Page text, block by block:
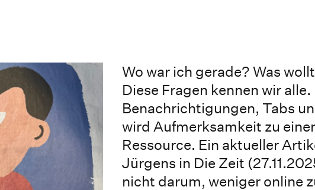
Wo war ich gerade? Was
Diese Fragen kennen wir
Benachrichtigungen, Tabs
wird Aufmerksamkeit zu
Ressource. Ein aktueller
Jürgens in Die Zeit
nicht darum, weniger online